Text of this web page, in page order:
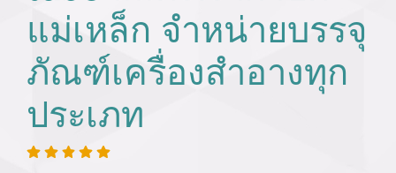
แม่เหล็ก จำหน่ายบรรจุ
ภัณฑ์เครื่องสำอางทุก
ประเภท